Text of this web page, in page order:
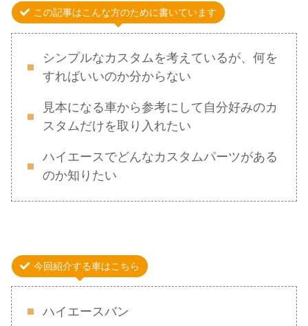
この記事はこんな方のために書いています
シンプルなカスタムを考えているが、何を
すればいいのか分からない
見本になる車から参考にして自分好みのカ
スタムだけを取り入れたい
ハイエースでどんなカスタムパーツがある
のか知りたい
今回紹介する車はこちら
ハイエースバン